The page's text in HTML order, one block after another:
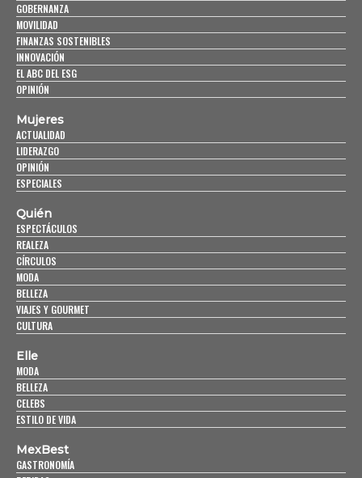
GOBERNANZA
MOVILIDAD
FINANZAS SOSTENIBLES
INNOVACIÓN
EL ABC DEL ESG
OPINIÓN
Mujeres
ACTUALIDAD
LIDERAZGO
OPINIÓN
ESPECIALES
Quién
ESPECTÁCULOS
REALEZA
CÍRCULOS
MODA
BELLEZA
VIAJES Y GOURMET
CULTURA
Elle
MODA
BELLEZA
CELEBS
ESTILO DE VIDA
MexBest
GASTRONOMÍA